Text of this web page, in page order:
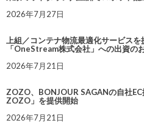
2026年7月27日
上組／コンテナ物流最適化サービス
「OneStream株式会社」への出資の
2026年7月21日
ZOZO、BONJOUR SAGANの自社
ZOZO」を提供開始
2026年7月21日